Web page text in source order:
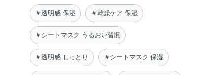
＃透明感 保湿 ＃乾燥ケア 保湿
＃シートマスク うるおい習慣
＃透明感 しっとり ＃シートマスク 保湿